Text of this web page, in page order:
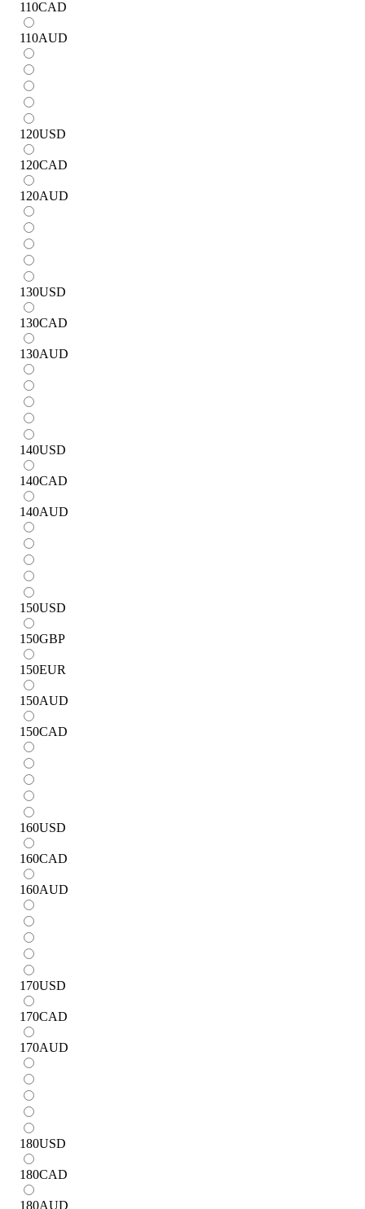
110CAD
110AUD
120USD
120CAD
120AUD
130USD
130CAD
130AUD
140USD
140CAD
140AUD
150USD
150GBP
150EUR
150AUD
150CAD
160USD
160CAD
160AUD
170USD
170CAD
170AUD
180USD
180CAD
180AUD